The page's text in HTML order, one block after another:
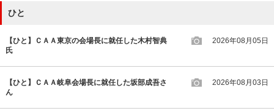
ひと
【ひと】ＣＡＡ東京の会場長に就任した木村智典
氏
2026年08月05日
【ひと】ＣＡＡ岐阜会場長に就任した坂部成吾さ
ん
2026年08月03日